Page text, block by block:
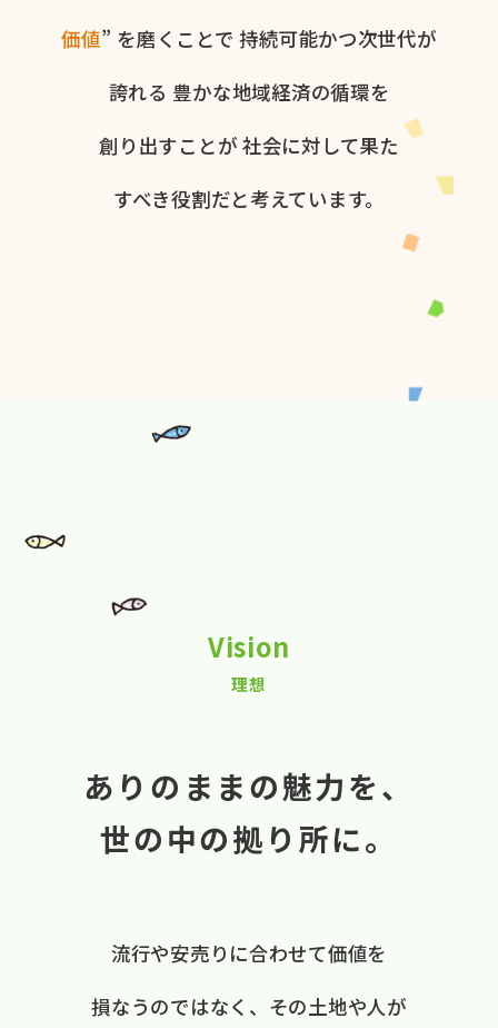
価値” を​磨く​ことで 持続可能かつ次世代が​
誇れる 豊かな​地域経済の​循環を​
創り出すことが 社会に​対して​果た​
すべき役割だと​考えています。​
Vision
理想
ありのままの魅力を、
世の中の拠り所に。
流行や​安売りに​合わせて​価値を​
損なうのではなく、 ​その​土地や​人が​